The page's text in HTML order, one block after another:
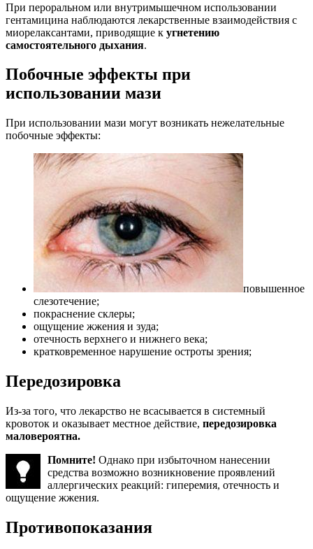
При пероральном или внутримышечном использовании
гентамицина наблюдаются лекарственные взаимодействия с
миорелаксантами, приводящие к угнетению
самостоятельного дыхания.
Побочные эффекты при
использовании мази
При использовании мази могут возникать нежелательные
побочные эффекты:
повышенное
слезотечение;
покраснение склеры;
ощущение жжения и зуда;
отечность верхнего и нижнего века;
кратковременное нарушение остроты зрения;
Передозировка
Из-за того, что лекарство не всасывается в системный
кровоток и оказывает местное действие, передозировка
маловероятна.
Помните! Однако при избыточном нанесении
средства возможно возникновение проявлений
аллергических реакций: гиперемия, отечность и
ощущение жжения.
Противопоказания